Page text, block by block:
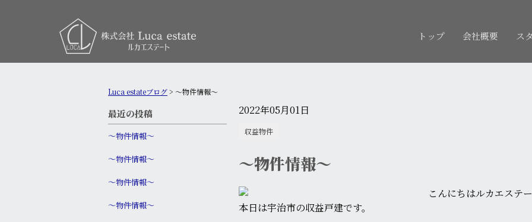
トップ 会社概要 ス
Luca estateブログ> ～物件情報～
最近の投稿
〜物件情報〜
〜物件情報〜
〜物件情報〜
〜物件情報〜
2022年05月01日
収益物件
～物件情報～
こんにちはルカエステー
本日は宇治市の収益戸建です。